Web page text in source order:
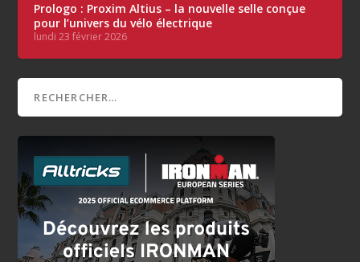
Prologo : Proxim Altius – la nouvelle selle conçue
pour l’univers du vélo électrique
lundi 23 février 2026